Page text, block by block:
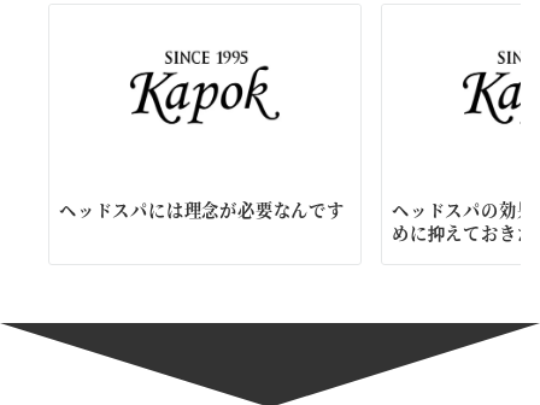
ヘッドスパには理念が必要なんです
ヘッドスパの効
めに抑えておき